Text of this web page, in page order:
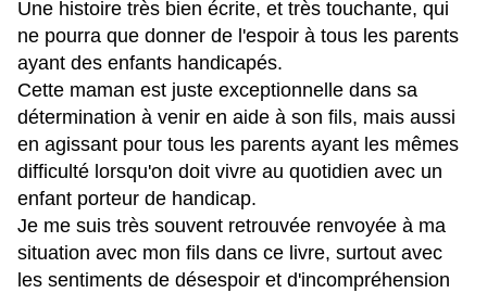
Une histoire très bien écrite, et très touchante, qui
ne pourra que donner de l'espoir à tous les parents
ayant des enfants handicapés.
Cette maman est juste exceptionnelle dans sa
détermination à venir en aide à son fils, mais aussi
en agissant pour tous les parents ayant les mêmes
difficulté lorsqu'on doit vivre au quotidien avec un
enfant porteur de handicap.
Je me suis très souvent retrouvée renvoyée à ma
situation avec mon fils dans ce livre, surtout avec
les sentiments de désespoir et d'incompréhension